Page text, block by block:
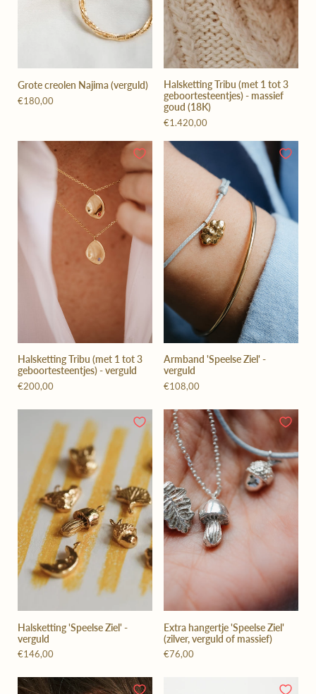
Grote creolen Najima (verguld)
€180,00
Halsketting Tribu (met 1 tot 3
geboortesteentjes) - massief
goud (18K)
€1.420,00
Halsketting Tribu (met 1 tot 3
geboortesteentjes) - verguld
€200,00
Armband 'Speelse Ziel' -
verguld
€108,00
Halsketting 'Speelse Ziel' -
verguld
€146,00
Extra hangertje 'Speelse Ziel'
(zilver, verguld of massief)
€76,00